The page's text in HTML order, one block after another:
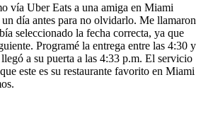
vía Uber Eats a una amiga en Miami
día antes para no olvidarlo. Me llamaron
seleccionado la fecha correcta, ya que
Programé la entrega entre las 4:30 y
a su puerta a las 4:33 p.m. El servicio
este es su restaurante favorito en Miami